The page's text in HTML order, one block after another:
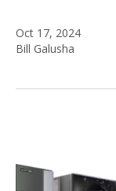
Oct 17, 2024
Bill Galusha